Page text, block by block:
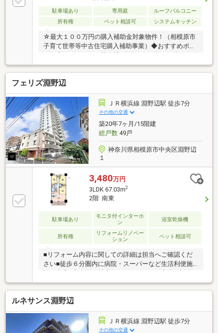
駐車場あり 専用庭
ルーフバルコニー
所有権
ペット相談可 システムキッチン
☆最大１００万円の購入補助金対象物件！（相模原市
子育て世帯等中古住宅購入補助事業）◆おすすめポイ
フバルコニー＆専用庭あり・約19.8帖の大型LDK、全
居室6帖以上、収納スペースも豊富です・ペット飼育
可能（細則あり）・生活利便施設が身近に揃う快適な
住環境
フェリズ淵野辺
ＪＲ横浜線 淵野辺駅 徒歩7分
その他の交通
築20年7ヶ月/15階建
総戸数49戸
神奈川県相模原市中央区淵野辺
１
3,480万円
3LDK 67.03m2
2階 南東
駐車場あり
モニタ付インターホ
ン
浴室乾燥機
所有権
リフォームリノベー
ション
ペット相談可
■リフォーム内容に関しての詳細は担当へご確認くだ
さい■徒歩６分圏内に病院・スーパーなど生活利便施
充実の3LDKマンション■リフォーム完了予定2026年10
月豊かに過ごすには【インテリア】と【エクステリ
ア】カーポートや楽しめる庭、この充実度で変わって
きます。これらを一括で購入できその代金を住宅ロー
ンに組み込むことが可能なサービスそれがやどかリッ
チです。※東京MXテレビ「カンニング竹山のイチバン
ルネサンス淵野辺
ＪＲ横浜線 淵野辺駅 徒歩7分
その他の交通